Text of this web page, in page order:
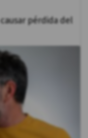
pérdida del